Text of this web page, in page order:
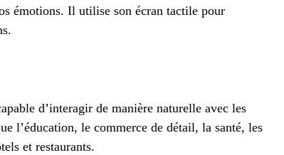
émotions. Il utilise son écran tactile pour
d’interagir de manière naturelle avec les
l’éducation, le commerce de détail, la santé, les
et restaurants.